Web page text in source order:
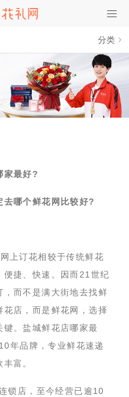
分类
家最好?
哪个鲜花网比较好?
订花相较于传统鲜花
便捷、快速。因而21世纪
，而不是满大街地去找鲜
店，而是鲜花网，选择
。盐城鲜花店哪家最
年品牌，专业鲜花速递
富。
店，至今经营已逾10